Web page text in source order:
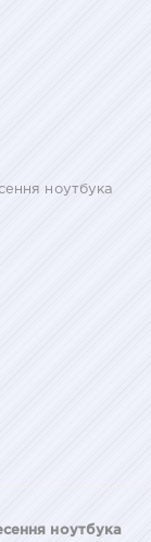
ноутбука
ноутбука